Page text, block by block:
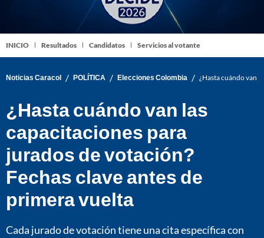
INICIO Resultados Candidatos Servicios al votante
Noticias Caracol / POLÍTICA / Elecciones Colombia / ¿Hasta cuándo van
¿Hasta cuándo van las
capacitaciones para
jurados de votación?
Fechas clave antes de
primera vuelta
Cada jurado de votación tiene una cita específica con